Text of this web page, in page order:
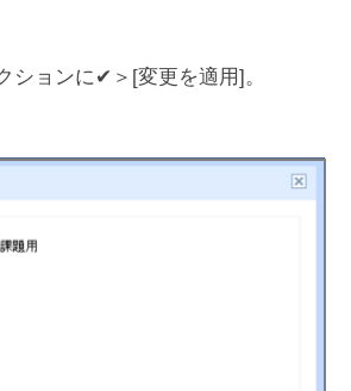
ションに✔＞[変更を適用]。